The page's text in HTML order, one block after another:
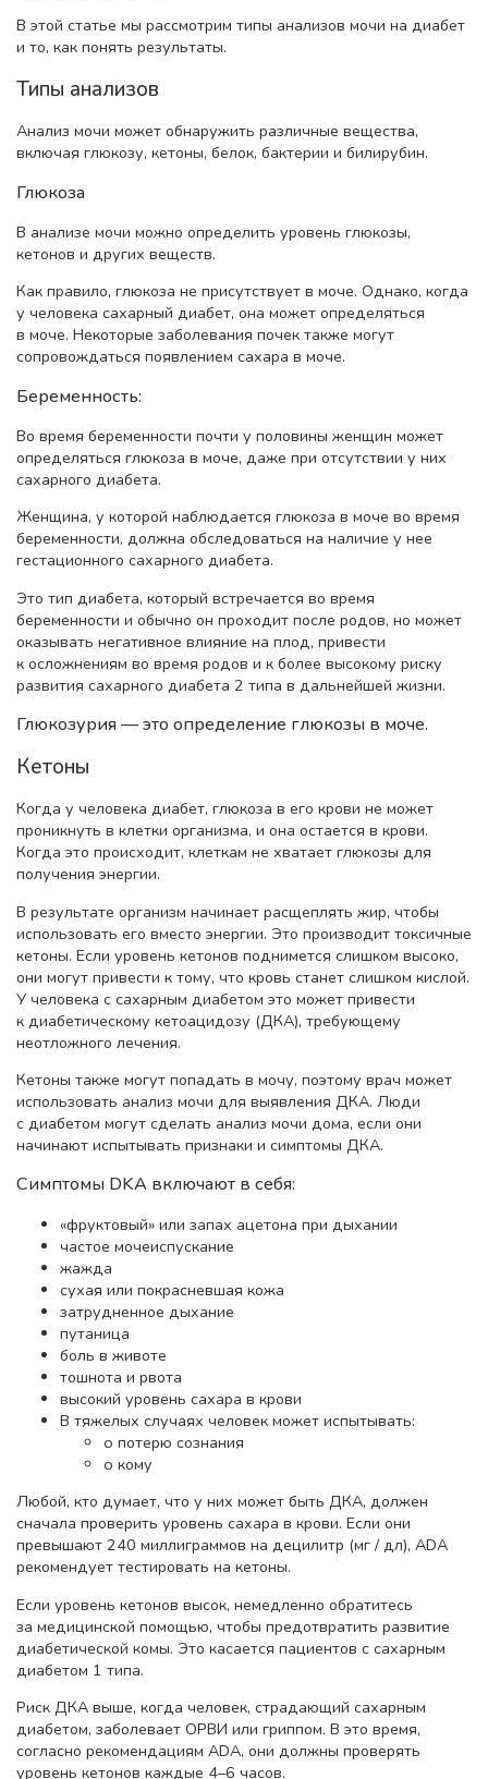
В этой статье мы рассмотрим типы анализов мочи на диабет
и то, как понять результаты.
Типы анализов
Анализ мочи может обнаружить различные вещества,
включая глюкозу, кетоны, белок, бактерии и билирубин.
Глюкоза
В анализе мочи можно определить уровень глюкозы,
кетонов и других веществ.
Как правило, глюкоза не присутствует в моче. Однако, когда
у человека сахарный диабет, она может определяться
в моче. Некоторые заболевания почек также могут
сопровождаться появлением сахара в моче.
Беременность:
Во время беременности почти у половины женщин может
определяться глюкоза в моче, даже при отсутствии у них
сахарного диабета.
Женщина, у которой наблюдается глюкоза в моче во время
беременности, должна обследоваться на наличие у нее
гестационного сахарного диабета.
Это тип диабета, который встречается во время
беременности и обычно он проходит после родов, но может
оказывать негативное влияние на плод, привести
к осложнениям во время родов и к более высокому риску
развития сахарного диабета 2 типа в дальнейшей жизни.
Глюкозурия — это определение глюкозы в моче.
Кетоны
Когда у человека диабет, глюкоза в его крови не может
проникнуть в клетки организма, и она остается в крови.
Когда это происходит, клеткам не хватает глюкозы для
получения энергии.
В результате организм начинает расщеплять жир, чтобы
использовать его вместо энергии. Это производит токсичные
кетоны. Если уровень кетонов поднимется слишком высоко,
они могут привести к тому, что кровь станет слишком кислой.
У человека с сахарным диабетом это может привести
к диабетическому кетоацидозу (ДКА), требующему
неотложного лечения.
Кетоны также могут попадать в мочу, поэтому врач может
использовать анализ мочи для выявления ДКА. Люди
с диабетом могут сделать анализ мочи дома, если они
начинают испытывать признаки и симптомы ДКА.
Симптомы DKA включают в себя:
«фруктовый» или запах ацетона при дыхании
частое мочеиспускание
жажда
сухая или покрасневшая кожа
затрудненное дыхание
путаница
боль в животе
тошнота и рвота
высокий уровень сахара в крови
В тяжелых случаях человек может испытывать:
o потерю сознания
o кому
Любой, кто думает, что у них может быть ДКА, должен
сначала проверить уровень сахара в крови. Если они
превышают 240 миллиграммов на децилитр (мг / дл), ADA
рекомендует тестировать на кетоны.
Если уровень кетонов высок, немедленно обратитесь
за медицинской помощью, чтобы предотвратить развитие
диабетической комы. Это касается пациентов с сахарным
диабетом 1 типа.
Риск ДКА выше, когда человек, страдающий сахарным
диабетом, заболевает ОРВИ или гриппом. В это время,
согласно рекомендациям ADA, они должны проверять
уровень кетонов каждые 4–6 часов.